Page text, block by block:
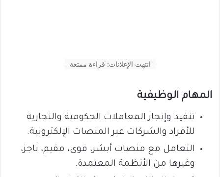
انتهت الإعلانات: قراءة ممتعة
المهام الوظيفية
تنفيذ وإنجاز المعاملات الحكومية والتجارية
للأفراد والشركات عبر المنصات الإلكترونية.
التعامل مع منصات أبشر، قوى، مقيم، ناجز،
وغيرها من الأنظمة المعتمدة.